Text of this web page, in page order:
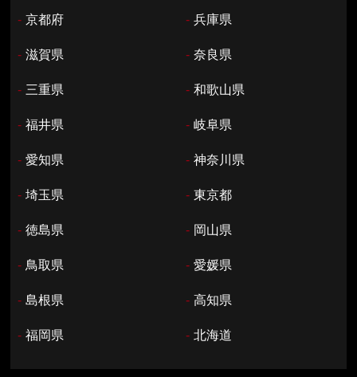
- 京都府 - 兵庫県
- 滋賀県 - 奈良県
- 三重県 - 和歌山県
- 福井県 - 岐阜県
- 愛知県 - 神奈川県
- 埼玉県 - 東京都
- 徳島県 - 岡山県
- 鳥取県 - 愛媛県
- 島根県 - 高知県
- 福岡県 - 北海道